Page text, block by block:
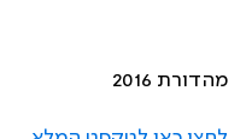
מהדורת 2016